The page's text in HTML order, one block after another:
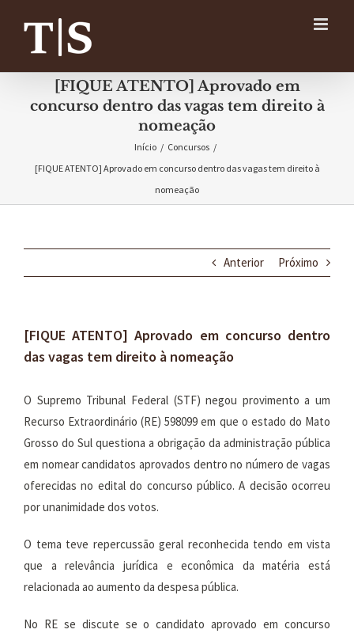
conteúdo
[FIQUE ATENTO] Aprovado em
concurso dentro das vagas tem direito à
nomeação
Início / Concursos /
[FIQUE ATENTO] Aprovado em concurso dentro das vagas tem direito à
nomeação
Anterior Próximo
[FIQUE ATENTO] Aprovado em concurso dentro
das vagas tem direito à nomeação
O Supremo Tribunal Federal (STF) negou provimento a um
Recurso Extraordinário (RE) 598099 em que o estado do Mato
Grosso do Sul questiona a obrigação da administração pública
em nomear candidatos aprovados dentro no número de vagas
oferecidas no edital do concurso público. A decisão ocorreu
por unanimidade dos votos.
O tema teve repercussão geral reconhecida tendo em vista
que a relevância jurídica e econômica da matéria está
relacionada ao aumento da despesa pública.
No RE se discute se o candidato aprovado em concurso